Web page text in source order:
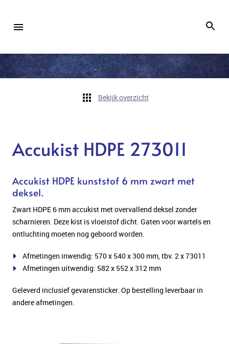
Bekijk overzicht
Accukist HDPE 273011
Accukist HDPE kunststof 6 mm zwart met
deksel.
Zwart HDPE 6 mm accukist met overvallend deksel zonder
scharnieren. Deze kist is vloeistof dicht. Gaten voor wartels en
ontluchting moeten nog geboord worden.
Afmetingen inwendig: 570 x 540 x 300 mm, tbv. 2 x 73011
Afmetingen uitwendig: 582 x 552 x 312 mm
Geleverd inclusief gevarensticker. Op bestelling leverbaar in
andere afmetingen.